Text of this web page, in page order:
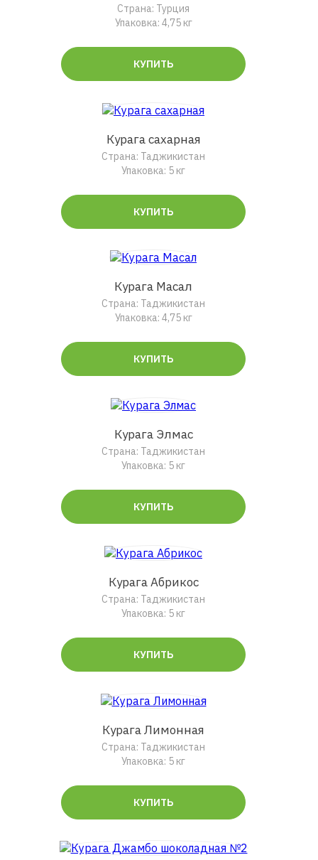
Страна: Турция
Упаковка: 4,75 кг
КУПИТЬ
Курага сахарная
Страна: Таджикистан
Упаковка: 5 кг
КУПИТЬ
Курага Масал
Страна: Таджикистан
Упаковка: 4,75 кг
КУПИТЬ
Курага Элмас
Страна: Таджикистан
Упаковка: 5 кг
КУПИТЬ
Курага Абрикос
Страна: Таджикистан
Упаковка: 5 кг
КУПИТЬ
Курага Лимонная
Страна: Таджикистан
Упаковка: 5 кг
КУПИТЬ